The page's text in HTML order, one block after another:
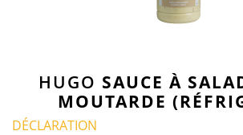
HUGO SAUCE À
MOUTARDE
DÉCLARATION